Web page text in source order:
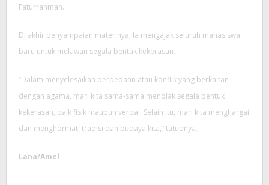
Faturrahman.
Di akhir penyampaian materinya, Ia mengajak seluruh mahasiswa
baru untuk melawan segala bentuk kekerasan.
”Dalam menyelesaikan perbedaan atau konflik yang berkaitan
dengan agama, mari kita sama-sama menolak segala bentuk
kekerasan, baik fisik maupun verbal. Selain itu, mari kita menghargai
dan menghormati tradisi dan budaya kita,” tutupnya.
Lana/Amel